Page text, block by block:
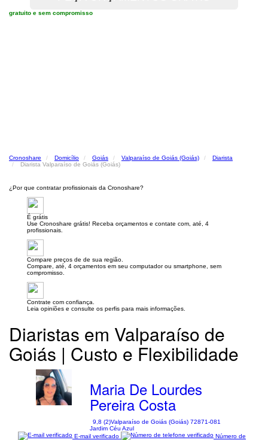
gratuito e sem compromisso
Cronoshare Domicílio Goiás Valparaíso de Goiás (Goiás)
Diarista
Diarista Valparaíso de Goiás (Goiás)
¿Por que contratar profissionais da Cronoshare?
É grátis
Use Cronoshare grátis! Receba orçamentos e contate com, até, 4
profissionais.
Compare preços de de sua região.
Compare, até, 4 orçamentos em seu computador ou smartphone, sem
compromisso.
Contrate com confiança.
Leia opiniões e consulte os perfis para mais informações.
Diaristas em Valparaíso de
Goiás | Custo e Flexibilidade
Maria De Lourdes
Pereira Costa
9,8 (2)Valparaíso de Goiás (Goiás) 72871-081
Jardim Céu Azul
E-mail verificado
Número de